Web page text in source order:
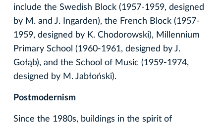
include the Swedish Block (1957-1959, designed
by M. and J. Ingarden), the French Block (1957-
1959, designed by K. Chodorowski), Millennium
Primary School (1960-1961, designed by J.
Gołąb), and the School of Music (1959-1974,
designed by M. Jabłoński).
Postmodernism
Since the 1980s, buildings in the spirit of